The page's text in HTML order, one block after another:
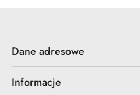
Dane adresowe
Informacje